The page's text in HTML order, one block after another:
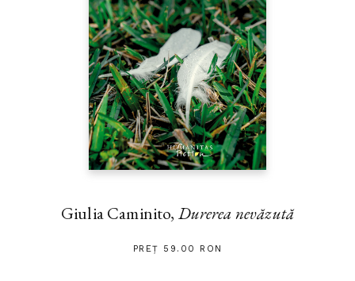
Giulia Caminito, Durerea nevăzută
PREȚ 59.00 RON